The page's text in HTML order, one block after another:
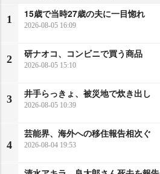
1
15歳で当時27歳の夫に一目惚れ
2026-08-05 16:09
2
研ナオコ、コンビニで買う商品
2026-08-05 15:10
3
井手らっきょ、被災地で炊き出し
2026-08-05 10:39
4
芸能界、海外への移住報告相次ぐ
2026-08-04 19:53